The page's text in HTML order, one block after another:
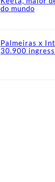
do mundo
Palmeiras x
30.900